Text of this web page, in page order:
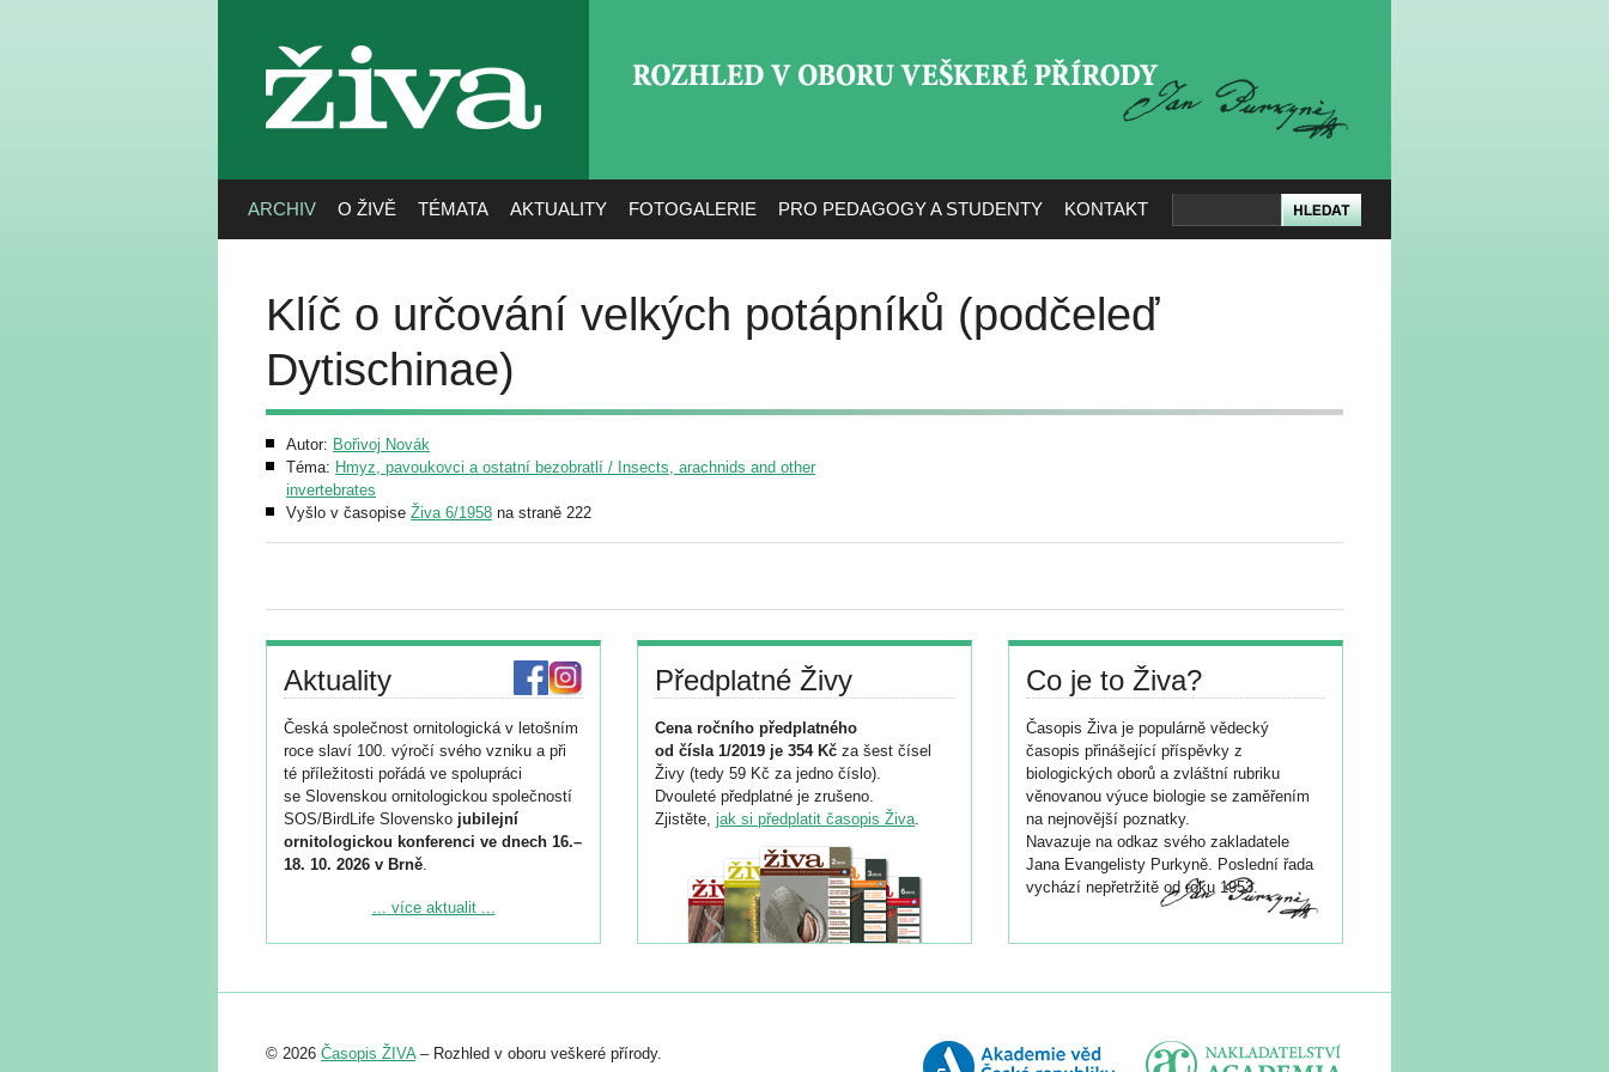
živa
ARCHIV O ŽIVĚ TÉMATA AKTUALITY FOTOGALERIE PRO PEDAGOGY A STUDENTY KONTAKT
Klíč o určování velkých potápníků (podčeleď
Dytischinae)
Autor: Bořivoj Novák
Téma: Hmyz, pavoukovci a ostatní bezobratlí / Insects, arachnids and other
invertebrates
Vyšlo v časopise Živa 6/1958 na straně 222
Aktuality
Česká společnost ornitologická v letošním
roce slaví 100. výročí svého vzniku a při
té příležitosti pořádá ve spolupráci
se Slovenskou ornitologickou společností
SOS/BirdLife Slovensko jubilejní
ornitologickou konferenci ve dnech 16.–
18. 10. 2026 v Brně.
Podrobnější informace ke konferenci
Registrovat se můžete do 6. září.
abstraktu přihlášené přednášky nebo
... více aktualit ...
Předplatné Živy
Cena ročního předplatného
od čísla 1/2019 je 354 Kč za šest čísel
Živy (tedy 59 Kč za jedno číslo).
Dvouleté předplatné je zrušeno.
Zjistěte, jak si předplatit časopis Živa.
Co je to Živa?
Časopis Živa je populárně vědecký
časopis přinášející příspěvky z
biologických oborů a zvláštní rubriku
věnovanou výuce biologie se zaměřením
na nejnovější poznatky.
Navazuje na odkaz svého zakladatele
Jana Evangelisty Purkyně. Poslední řada
vychází nepřetržitě od roku 1953.
© 2026 Časopis ŽIVA– Rozhled v oboru veškeré přírody.